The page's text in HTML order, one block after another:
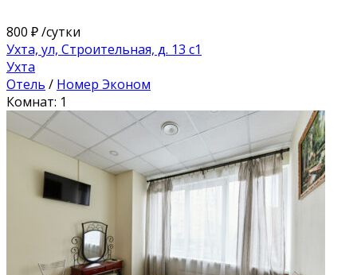
800 ₽/сутки
Ухта, ул, Строительная, д. 13 с1
Ухта
Отель / Номер Эконом
Комнат: 1